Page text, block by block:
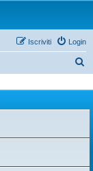
Login
Iscriviti
c